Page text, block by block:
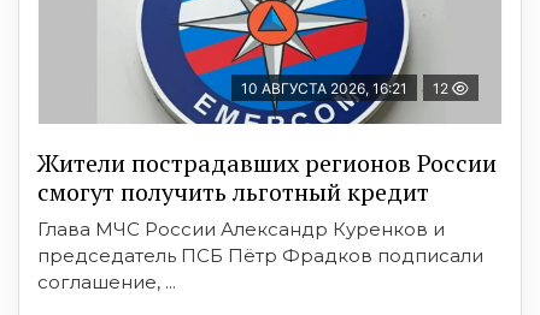
10 АВГУСТА 2026, 16:21 12
Жители пострадавших регионов России
смогут получить льготный кредит
Глава МЧС России Александр Куренков и
председатель ПСБ Пётр Фрадков подписали
соглашение, ...